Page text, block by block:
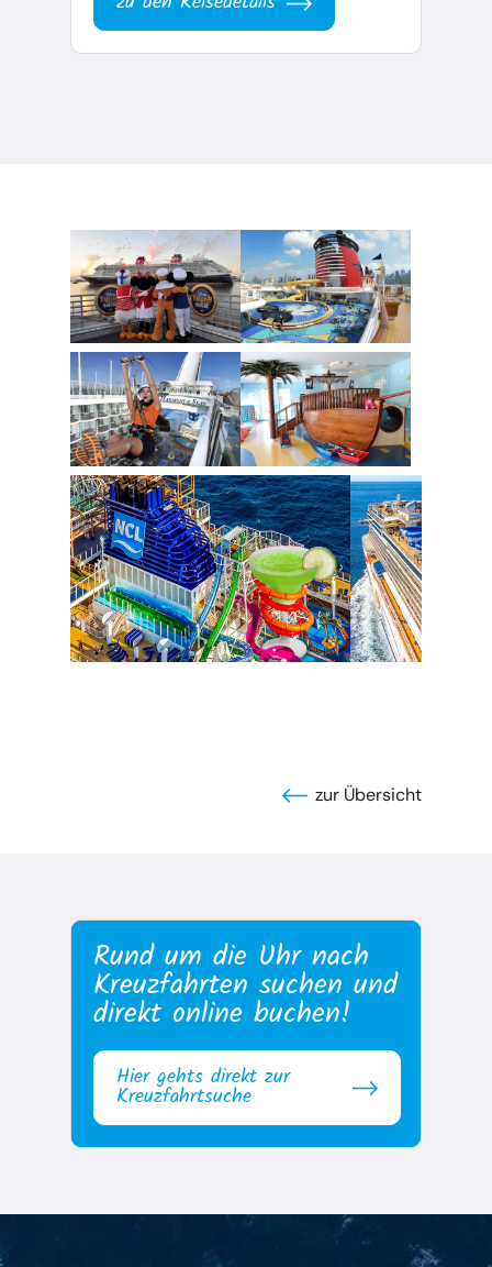
zur Übersicht
Rund um die Uhr nach
Kreuzfahrten suchen und
direkt online buchen!
Hier gehts direkt zur
Kreuzfahrtsuche